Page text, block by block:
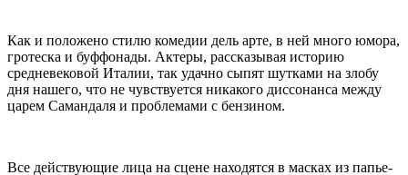
Как и положено стилю комедии дель арте, в ней много юмора,
гротеска и буффонады. Актеры, рассказывая историю
средневековой Италии, так удачно сыпят шутками на злобу
дня нашего, что не чувствуется никакого диссонанса между
царем Самандаля и проблемами с бензином.
Все действующие лица на сцене находятся в масках из папье-